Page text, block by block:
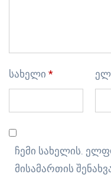
სახელი *
ჩემი სახელის.
მისამართის